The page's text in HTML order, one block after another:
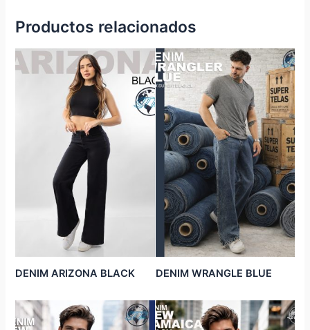
Productos relacionados
DENIM ARIZONA BLACK DENIM WRANGLE BLUE